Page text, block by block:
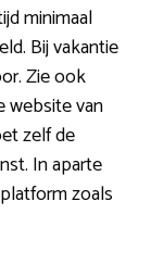
minimaal
Bij vakantie
Zie ook
website van
zelf de
In aparte
zoals